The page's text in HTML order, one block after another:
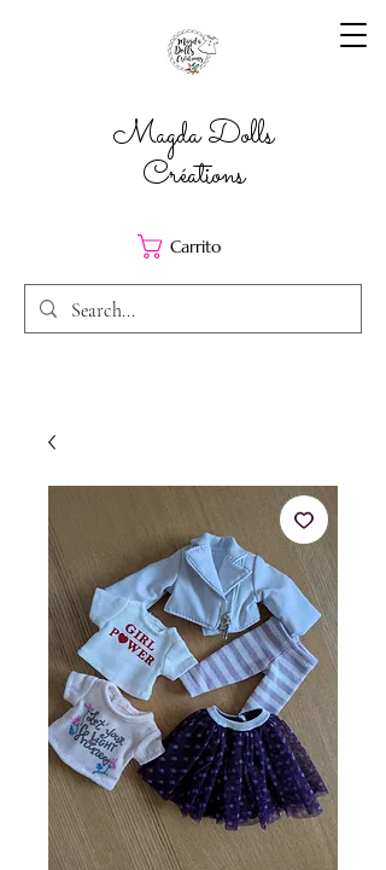
Magda Dolls
Créations
Carrito